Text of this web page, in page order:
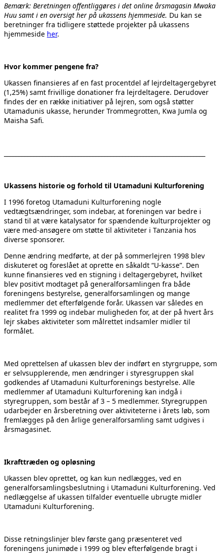
Bemærk: Beretningen offentliggøres i det online årsmagasin Mwaka
Huu samt i en oversigt her på ukassens hjemmeside. Du kan se
beretninger fra tidligere støttede projekter på ukassens
hjemmeside her.
Hvor kommer pengene fra?
Ukassen finansieres af en fast procentdel af lejrdeltagergebyret
(1,25%) samt frivillige donationer fra lejrdeltagere. Derudover
findes der en række initiativer på lejren, som også støtter
Utamadunis ukasse, herunder Trommegrotten, Kwa Jumla og
Maisha Safi.
Ukassens historie og forhold til Utamaduni Kulturforening
I 1996 foretog Utamaduni Kulturforening nogle
vedtægtsændringer, som indebar, at foreningen var bedre i
stand til at være katalysator for spændende kulturprojekter og
være med-ansøgere om støtte til aktiviteter i Tanzania hos
diverse sponsorer.
Denne ændring medførte, at der på sommerlejren 1998 blev
diskuteret og foreslået at oprette en såkaldt “U-kasse”. Den
kunne finansieres ved en stigning i deltagergebyret, hvilket
blev positivt modtaget på generalforsamlingen fra både
foreningens bestyrelse, generalforsamlingen og mange
medlemmer det efterfølgende forår. Ukassen var således en
realitet fra 1999 og indebar muligheden for, at der på hvert års
lejr skabes aktiviteter som målrettet indsamler midler til
formålet.
Med oprettelsen af ukassen blev der indført en styrgruppe, som
er selvsupplerende, men ændringer i styresgruppen skal
godkendes af Utamaduni Kulturforenings bestyrelse. Alle
medlemmer af Utamaduni Kulturforening kan indgå i
styregruppen, som består af 3 – 5 medlemmer. Styregruppen
udarbejder en årsberetning over aktiviteterne i årets løb, som
fremlægges på den årlige generalforsamling samt udgives i
årsmagasinet.
Ikrafttræden og opløsning
Ukassen blev oprettet, og kan kun nedlægges, ved en
generalforsamlingsbeslutning i Utamaduni Kulturforening. Ved
nedlæggelse af ukassen tilfalder eventuelle ubrugte midler
Utamaduni Kulturforening.
Disse retningslinjer blev første gang præsenteret ved
foreningens junimøde i 1999 og blev efterfølgende bragt i